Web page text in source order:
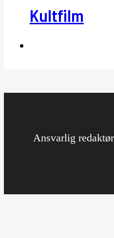
Kultfilm
Ansvarlig